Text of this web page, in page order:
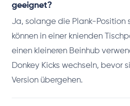
geeignet?
Ja, solange die Plank-Position
können in einer knienden
einen kleineren Beinhub
Donkey Kicks wechseln, bevor
Version übergehen.